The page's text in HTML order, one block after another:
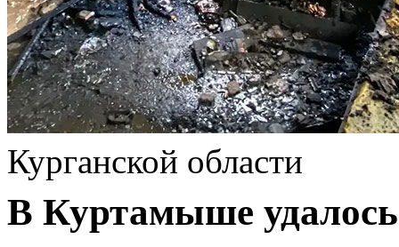
Курганской области
В Куртамыше удалось